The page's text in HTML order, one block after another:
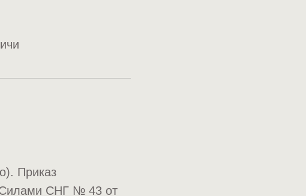
Приказ
СНГ № 43 от